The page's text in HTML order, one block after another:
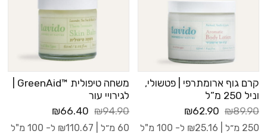
קרם גוף ארומתרפי | פטשולי,
וניל 250 מ”ל
₪89.90
₪62.90
250 מ״ל | ₪25.16 ל- 100 מ"ל
לגירויי עור
₪94.90
₪66.40
60 מ״ל | ₪110.67 ל- 100 מ"ל